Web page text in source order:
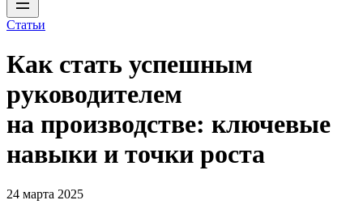
Статьи
Как стать успешным
руководителем
на производстве: ключевые
навыки и точки роста
24 марта 2025